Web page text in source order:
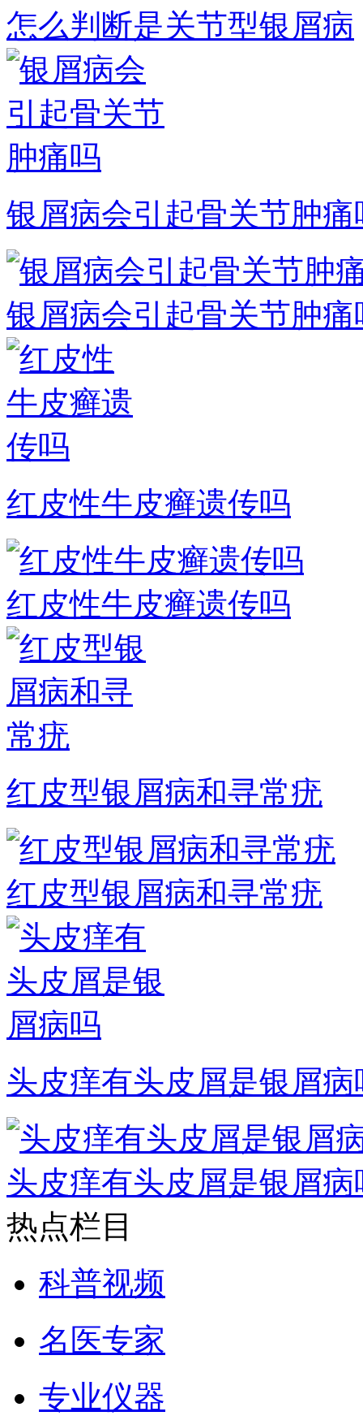
怎么判断是关节型银屑病
银屑病会引起骨关节肿痛
银屑病会引起骨关节肿痛
红皮性牛皮癣遗传吗
红皮性牛皮癣遗传吗
红皮型银屑病和寻常疣
红皮型银屑病和寻常疣
头皮痒有头皮屑是银屑病
头皮痒有头皮屑是银屑病
热点栏目
科普视频
名医专家
专业仪器